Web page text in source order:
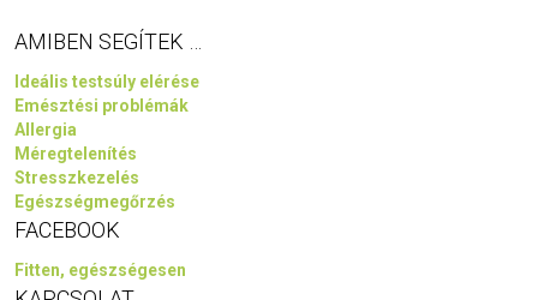
AMIBEN SEGÍTEK …
Ideális testsúly elérése
Emésztési problémák
Allergia
Méregtelenítés
Stresszkezelés
Egészségmegőrzés
FACEBOOK
Fitten, egészségesen